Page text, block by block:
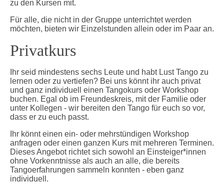
zu den Kursen mit.
Für alle, die nicht in der Gruppe unterrichtet werden
möchten, bieten wir Einzelstunden allein oder im Paar an.
Privatkurs
Ihr seid mindestens sechs Leute und habt Lust Tango zu
lernen oder zu vertiefen? Bei uns könnt ihr auch privat
und ganz individuell einen Tangokurs oder Workshop
buchen. Egal ob im Freundeskreis, mit der Familie oder
unter Kollegen - wir bereiten den Tango für euch so vor,
dass er zu euch passt.
Ihr könnt einen ein- oder mehrstündigen Workshop
anfragen oder einen ganzen Kurs mit mehreren Terminen.
Dieses Angebot richtet sich sowohl an Einsteiger*innen
ohne Vorkenntnisse als auch an alle, die bereits
Tangoerfahrungen sammeln konnten - eben ganz
individuell.